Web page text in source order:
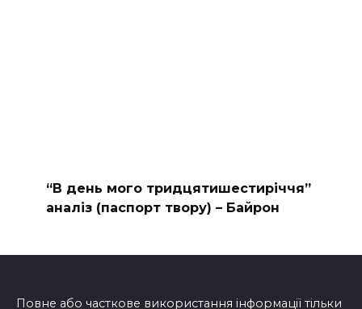
“В день мого тридцятишестиріччя”
аналіз (паспорт твору) – Байрон
Повне або часткове використання інформації тільки